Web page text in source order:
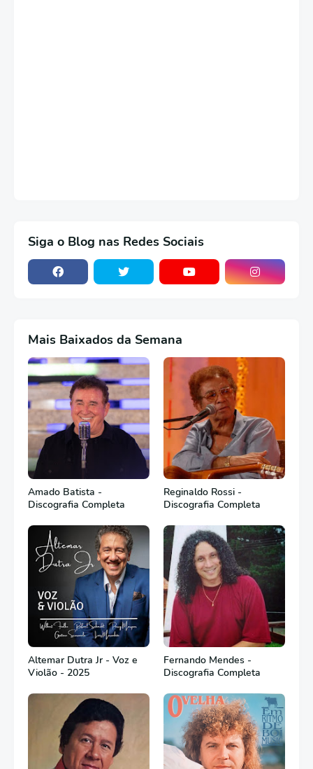
Siga o Blog nas Redes Sociais
Mais Baixados da Semana
Amado Batista -
Discografia Completa
Reginaldo Rossi -
Discografia Completa
Altemar Dutra Jr - Voz e
Violão - 2025
Fernando Mendes -
Discografia Completa